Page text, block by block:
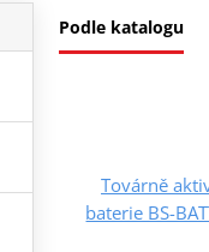
Podle katalogu
Továrně
baterie BS-